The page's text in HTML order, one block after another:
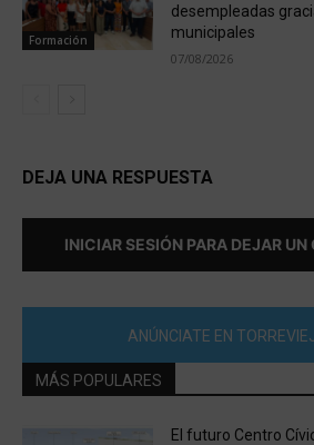
Formación
desempleadas
municipales
07/08/2026
DEJA UNA RESPUESTA
INICIAR SESIÓN PARA DEJAR
ANÚNCIATE EN
MÁS POPULARES
El futuro Centro